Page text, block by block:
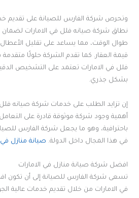
وتحرص شركة الفارس للصيانة على
نطاق شركة صيانه فلل في الامارات لضمان
طوال الوقت، مما يساعد على تقليل الأعطال
قيمة العقار. كما تقدم الشركة حلولًا
فلل في الامارات تعتمد على التشخيص
بشكل جذري.
إن تزايد الطلب على خدمات شركة صيانه
أهمية وجود شركة موثوقة قادرة على التعامل
باحترافية، وهو ما يجعل شركة الفارس
في هذا المجال داخل الدولة. صيانة منازل في
افضل شركة صيانة منازل في الامارات
تسعى شركة الفارس للصيانة إلى أن تكون
في الامارات من خلال تقديم خدمات عالية